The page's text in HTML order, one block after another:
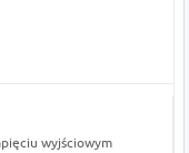
wyjściowym